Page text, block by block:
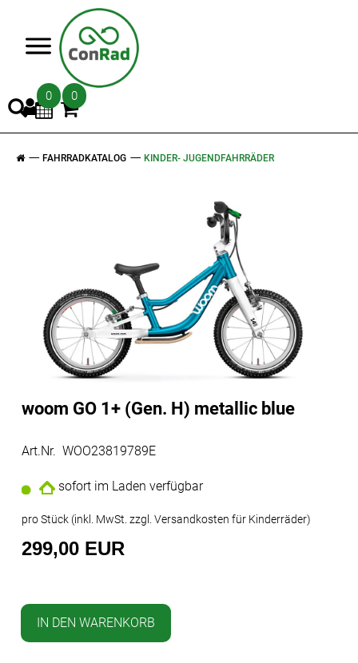
0 0
FAHRRADKATALOG KINDER- JUGENDFAHRRÄDER
woom GO 1+ (Gen. H) metallic blue
Art.Nr. WOO23819789E
sofort im Laden verfügbar
pro Stück (inkl. MwSt. zzgl. Versandkosten für Kinderräder)
299,00 EUR
IN DEN WARENKORB